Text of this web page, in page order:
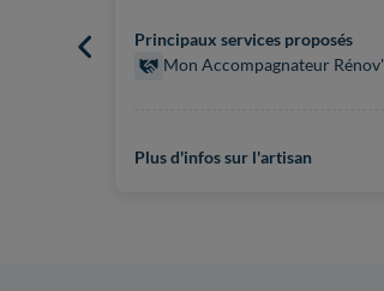
Principaux services proposés
Mon Accompagnateur Rénov'
Plus d'infos sur l'artisan